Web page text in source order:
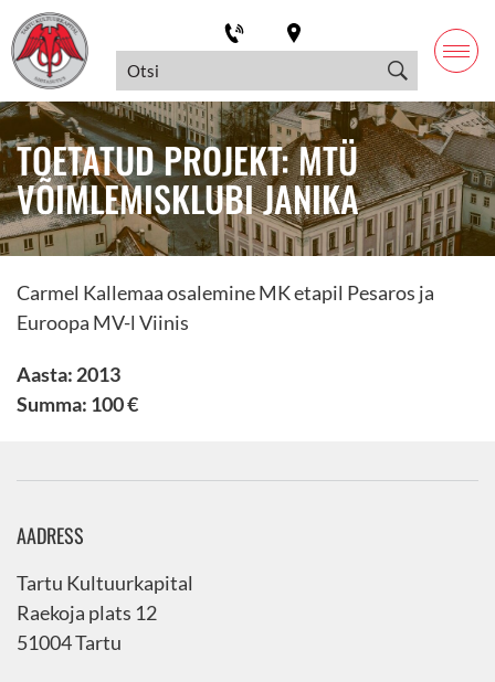
TOETATUD PROJEKT: MTÜ
VÕIMLEMISKLUBI JANIKA
Carmel Kallemaa osalemine MK etapil Pesaros ja
Euroopa MV-l Viinis
Aasta: 2013
Summa: 100 €
AADRESS
Tartu Kultuurkapital
Raekoja plats 12
51004 Tartu